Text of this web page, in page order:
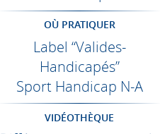
OÙ PRATIQUER
Label “Valides-
Handicapés”
Sport Handicap N-A
VIDÉOTHÈQUE